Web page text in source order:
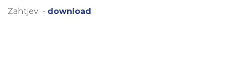
Zahtjev - download